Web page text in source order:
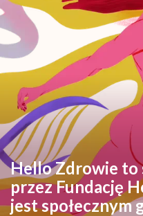
Hello Zdrowie
przez Fundację
jest społecznym